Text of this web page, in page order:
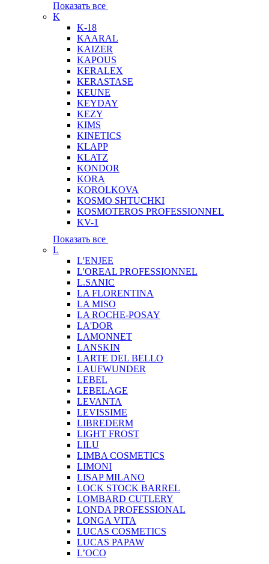
Показать все
K
K-18
KAARAL
KAIZER
KAPOUS
KERALEX
KERASTASE
KEUNE
KEYDAY
KEZY
KIMS
KINETICS
KLAPP
KLATZ
KONDOR
KORA
KOROLKOVA
KOSMO SHTUCHKI
KOSMOTEROS PROFESSIONNEL
KV-1
Показать все
L
L'ENJEE
L'OREAL PROFESSIONNEL
L.SANIC
LA FLORENTINA
LA MISO
LA ROCHE-POSAY
LA'DOR
LAMONNET
LANSKIN
LARTE DEL BELLO
LAUFWUNDER
LEBEL
LEBELAGE
LEVANTA
LEVISSIME
LIBREDERM
LIGHT FROST
LILU
LIMBA COSMETICS
LIMONI
LISAP MILANO
LOCK STOCK BARREL
LOMBARD CUTLERY
LONDA PROFESSIONAL
LONGA VITA
LUCAS COSMETICS
LUCAS PAPAW
L’OCO